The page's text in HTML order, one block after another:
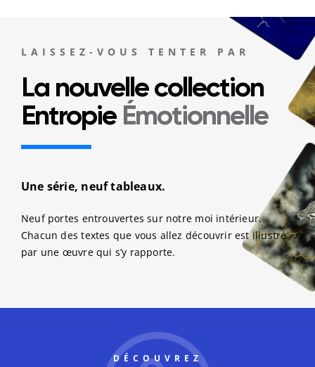
LAISSEZ-VOUS TENTER PAR
La nouvelle collection
Entropie Émotionnelle
Une série, neuf tableaux.
Neuf portes entrouvertes sur notre moi intérieur.
Chacun des textes que vous allez découvrir est illustré
par une œuvre qui s’y rapporte.
DÉCOUVREZ